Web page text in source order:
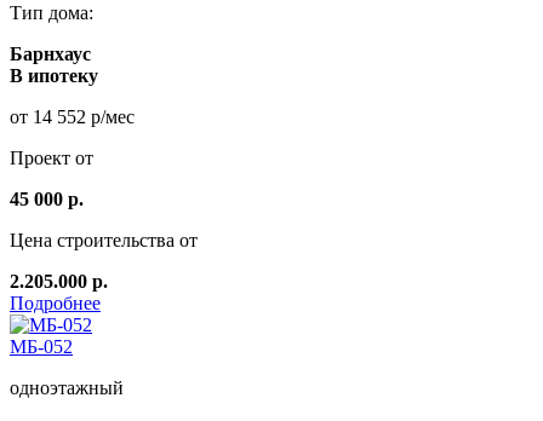
Тип дома:
Барнхаус
В ипотеку
от 14 552 р/мес
Проект от
45 000 р.
Цена строительства от
2.205.000 р.
Подробнее
МБ-052
одноэтажный